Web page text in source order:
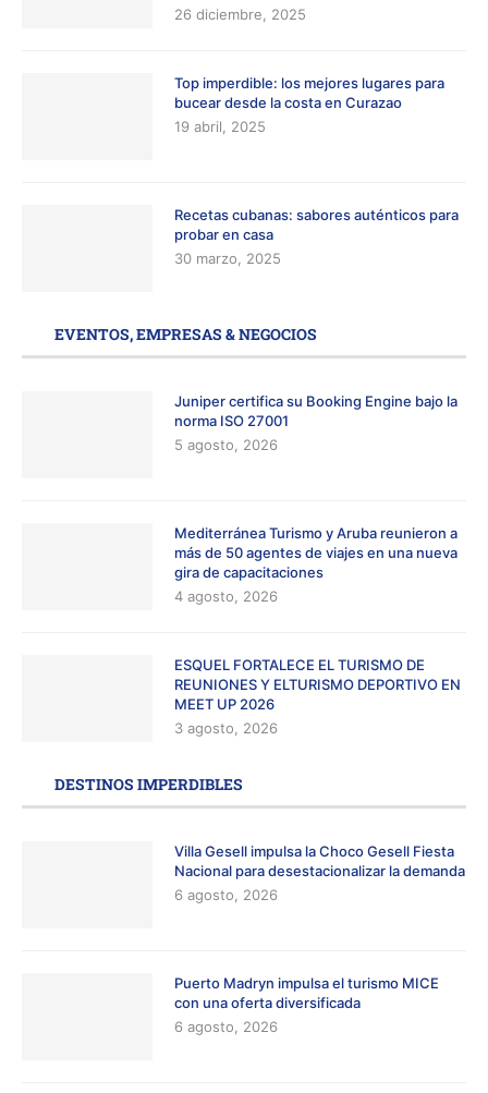
26 diciembre, 2025
Top imperdible: los mejores lugares para
bucear desde la costa en Curazao
19 abril, 2025
Recetas cubanas: sabores auténticos para
probar en casa
30 marzo, 2025
EVENTOS, EMPRESAS & NEGOCIOS
Juniper certifica su Booking Engine bajo la
norma ISO 27001
5 agosto, 2026
Mediterránea Turismo y Aruba reunieron a
más de 50 agentes de viajes en una nueva
gira de capacitaciones
4 agosto, 2026
ESQUEL FORTALECE EL TURISMO DE
REUNIONES Y ELTURISMO DEPORTIVO EN
MEET UP 2026
3 agosto, 2026
DESTINOS IMPERDIBLES
Villa Gesell impulsa la Choco Gesell Fiesta
Nacional para desestacionalizar la demanda
6 agosto, 2026
Puerto Madryn impulsa el turismo MICE
con una oferta diversificada
6 agosto, 2026